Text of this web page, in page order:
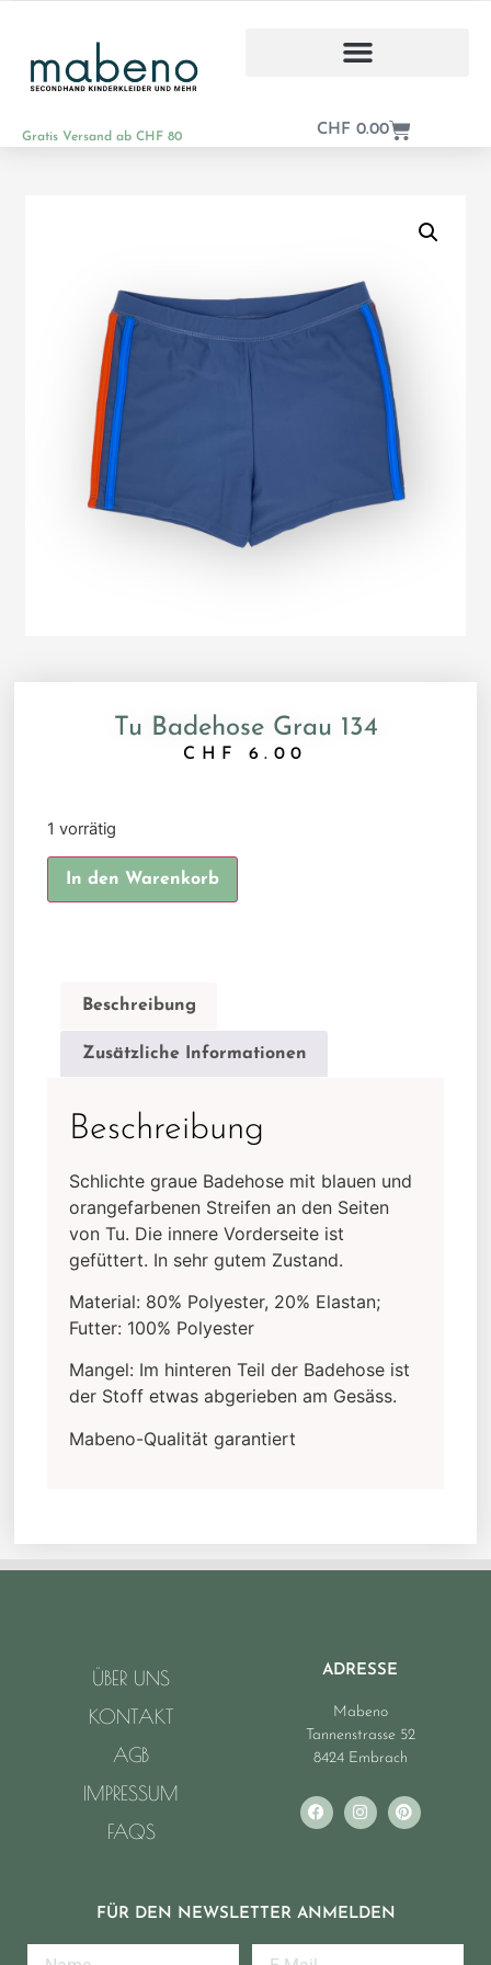
Gratis Versand ab CHF 80 CHF 0.00
Tu Badehose Grau 134
CHF 6.00
1 vorrätig
In den Warenkorb
Beschreibung
Zusätzliche Informationen
Beschreibung
Schlichte graue Badehose mit blauen und
orangefarbenen Streifen an den Seiten
von Tu. Die innere Vorderseite ist
gefüttert. In sehr gutem Zustand.
Material: 80% Polyester, 20% Elastan;
Futter: 100% Polyester
Mangel: Im hinteren Teil der Badehose ist
der Stoff etwas abgerieben am Gesäss.
Mabeno-Qualität garantiert
ÜBER UNS
KONTAKT
AGB
IMPRESSUM
FAQS
ADRESSE
Mabeno
Tannenstrasse 52
8424 Embrach
FÜR DEN NEWSLETTER ANMELDEN